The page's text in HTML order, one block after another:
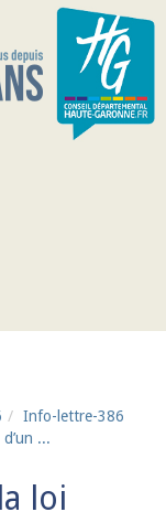
Info-lettre-386
...
loi